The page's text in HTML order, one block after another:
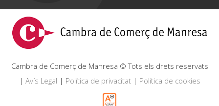
Cambra de Comerç de Manresa © Tots els drets reservats
| Avís Legal | Política de privacitat| Política de cookies